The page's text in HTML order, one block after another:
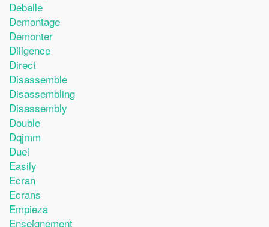
Deballe
Demontage
Demonter
Diligence
Direct
Disassemble
Disassembling
Disassembly
Double
Dqjmm
Duel
Easily
Ecran
Ecrans
Empieza
Enseignement